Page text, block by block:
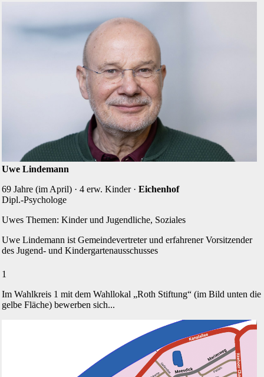
Uwe Lindemann
69 Jahre (im April) · 4 erw. Kinder · Eichenhof
Dipl.-Psychologe
Uwes Themen: Kinder und Jugendliche, Soziales
Uwe Lindemann ist Gemeinde­vertreter und erfahrener Vor­sitzender
des Jugend- und Kinder­garten­ausschusses
1
Im Wahlkreis 1 mit dem Wahllokal „Roth Stiftung“ (im Bild unten die
gelbe Fläche) bewerben sich...